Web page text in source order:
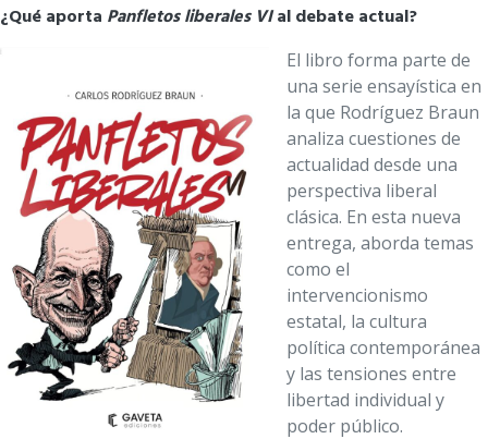
¿Qué aporta Panfletos liberales VIal debate actual?
El libro forma parte de
una serie ensayística en
la que Rodríguez Braun
analiza cuestiones de
actualidad desde una
perspectiva liberal
clásica. En esta nueva
entrega, aborda temas
como el
intervencionismo
estatal, la cultura
política contemporánea
y las tensiones entre
libertad individual y
poder público.